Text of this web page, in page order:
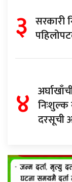
३ सरकारी
४ निःशुल्क
दरसूची